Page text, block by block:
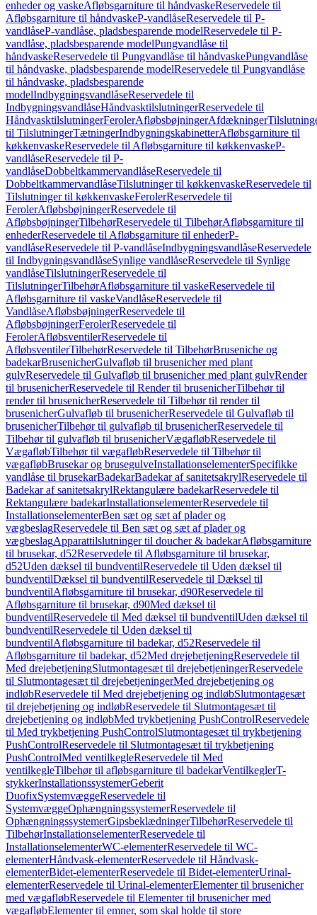
enheder og vaskeAfløbsgarniture til håndvaskeReservedele til
Afløbsgarniture til håndvaskeP-vandlåseReservedele til P-
vandlåseP-vandlåse, pladsbesparende modelReservedele til P-
vandlåse, pladsbesparende modelPungvandlåse til
håndvaskeReservedele til Pungvandlåse til håndvaskePungvandlåse
til håndvaske, pladsbesparende modelReservedele til Pungvandlåse
til håndvaske, pladsbesparende
modelIndbygningsvandlåseReservedele til
IndbygningsvandlåseHåndvasktilslutningerReservedele til
HåndvasktilslutningerFerolerAfløbsbøjningerAfdækninger
til TilslutningerTætningerIndbygningskabinetterAfløbsgarniture til
køkkenvaskeReservedele til Afløbsgarniture til køkkenvaskeP-
vandlåseReservedele til P-
vandlåseDobbeltkammervandlåseReservedele til
DobbeltkammervandlåseTilslutninger til køkkenvaskeReservedele til
Tilslutninger til køkkenvaskeFerolerReservedele til
FerolerAfløbsbøjningerReservedele til
AfløbsbøjningerTilbehørReservedele til TilbehørAfløbsgarniture til
enhederReservedele til Afløbsgarniture til enhederP-
vandlåseReservedele til P-vandlåseIndbygningsvandlåseReservedele
til IndbygningsvandlåseSynlige vandlåseReservedele til Synlige
vandlåseTilslutningerReservedele til
TilslutningerTilbehørAfløbsgarniture til vaskeReservedele til
Afløbsgarniture til vaskeVandlåseReservedele til
VandlåseAfløbsbøjningerReservedele til
AfløbsbøjningerFerolerReservedele til
FerolerAfløbsventilerReservedele til
AfløbsventilerTilbehørReservedele til TilbehørBruseniche og
badekarBrusenicherGulvafløb til brusenicher med plant
gulvReservedele til Gulvafløb til brusenicher med plant gulvRender
til brusenicherReservedele til Render til brusenicherTilbehør til
render til brusenicherReservedele til Tilbehør til render til
brusenicherGulvafløb til brusenicherReservedele til Gulvafløb til
brusenicherTilbehør til gulvafløb til brusenicherReservedele til
Tilbehør til gulvafløb til brusenicherVægafløbReservedele til
VægafløbTilbehør til vægafløbReservedele til Tilbehør til
vægafløbBrusekar og brusegulveInstallationselementerSpecifikke
vandlåse til brusekarBadekarBadekar af sanitetsakrylReservedele til
Badekar af sanitetsakrylRektangulære badekarReservedele til
Rektangulære badekarInstallationselementerReservedele til
InstallationselementerBen sæt og sæt af plader og
vægbeslagReservedele til Ben sæt og sæt af plader og
vægbeslagApparattilslutninger til doucher & badekarAfløbsgarniture
til brusekar, d52Reservedele til Afløbsgarniture til brusekar,
d52Uden dæksel til bundventilReservedele til Uden dæksel til
bundventilDæksel til bundventilReservedele til Dæksel til
bundventilAfløbsgarniture til brusekar, d90Reservedele til
Afløbsgarniture til brusekar, d90Med dæksel til
bundventilReservedele til Med dæksel til bundventilUden dæksel til
bundventilReservedele til Uden dæksel til
bundventilAfløbsgarniture til badekar, d52Reservedele til
Afløbsgarniture til badekar, d52Med drejebetjeningReservedele til
Med drejebetjeningSlutmontagesæt til drejebetjeningerReservedele
til Slutmontagesæt til drejebetjeningerMed drejebetjening og
indløbReservedele til Med drejebetjening og indløbSlutmontagesæt
til drejebetjening og indløbReservedele til Slutmontagesæt til
drejebetjening og indløbMed trykbetjening PushControlReservedele
til Med trykbetjening PushControlSlutmontagesæt til trykbetjening
PushControlReservedele til Slutmontagesæt til trykbetjening
PushControlMed ventilkegleReservedele til Med
ventilkegleTilbehør til afløbsgarniture til badekarVentilkeglerT-
stykkerInstallationssystemerGeberit
DuofixSystemvæggeReservedele til
SystemvæggeOphængningssystemerReservedele til
OphængningssystemerGipsbeklædningerTilbehørReservedele til
TilbehørInstallationselementerReservedele til
InstallationselementerWC-elementerReservedele til WC-
elementerHåndvask-elementerReservedele til Håndvask-
elementerBidet-elementerReservedele til Bidet-elementerUrinal-
elementerReservedele til Urinal-elementerElementer til brusenicher
med vægafløbReservedele til Elementer til brusenicher med
vægafløbElementer til emner, som skal holde til store